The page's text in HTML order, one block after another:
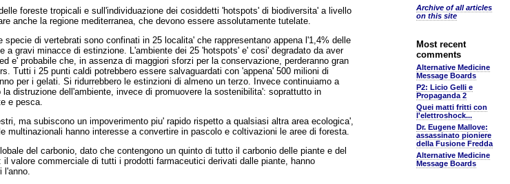
foreste tropicali e sull'individuazione dei cosiddetti 'hotspots' di biodiversita' a livello
anche la regione mediterranea, che devono essere assolutamente tutelate.
di vertebrati sono confinati in 25 localita' che rappresentano appena l'1,4% delle
gravi minacce di estinzione. L'ambiente dei 25 'hotspots' e' cosi' degradato da aver
e' probabile che, in assenza di maggiori sforzi per la conservazione, perderanno gran
Tutti i 25 punti caldi potrebbero essere salvaguardati con 'appena' 500 milioni di
per i gelati. Si ridurrebbero le estinzioni di almeno un terzo. Invece continuiamo a
distruzione dell'ambiente, invece di promuovere la sostenibilita': soprattutto in
e pesca.
ma subiscono un impoverimento piu' rapido rispetto a qualsiasi altra area ecologica',
hanno interesse a convertire in pascolo e coltivazioni le aree di foresta.
del carbonio, dato che contengono un quinto di tutto il carbonio delle piante e del
valore commerciale di tutti i prodotti farmaceutici derivati dalle piante, hanno
Archive of all articles
on this site
Most recent
comments
Alternative Medicine
Message Boards
P2: Licio Gelli e
Propaganda 2
Quei matti fritti con
l'elettroshock...
Dr. Eugene Mallove:
assassinato pioniere
della Fusione Fredda
Alternative Medicine
Message Boards